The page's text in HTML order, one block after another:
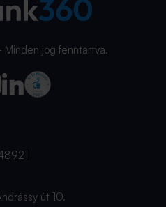
jog fenntartva.
út 10.